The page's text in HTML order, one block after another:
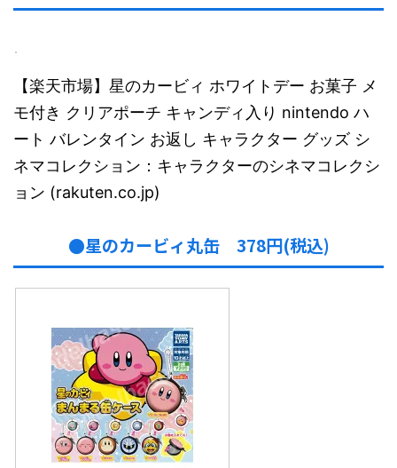
【楽天市場】星のカービィ ホワイトデー お菓子 メ
モ付き クリアポーチ キャンディ入り nintendo ハ
ート バレンタイン お返し キャラクター グッズ シ
ネマコレクション：キャラクターのシネマコレクシ
ョン (rakuten.co.jp)
●星のカービィ丸缶 378円(税込)